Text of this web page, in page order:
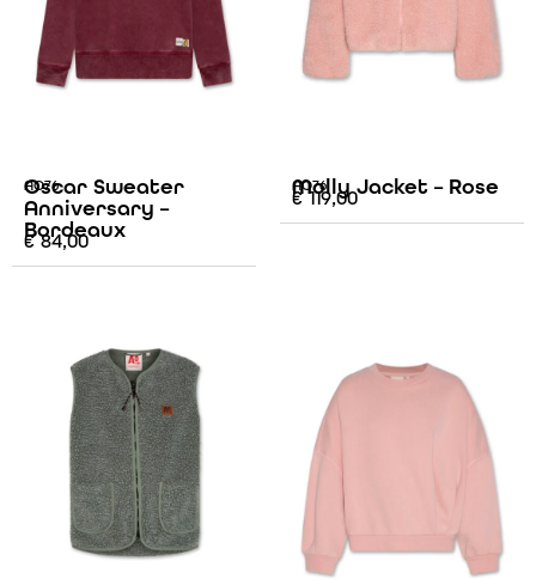
AO76
Oscar Sweater
Anniversary –
Bordeaux
€84,00
AO76
Molly Jacket – Rose
€119,00